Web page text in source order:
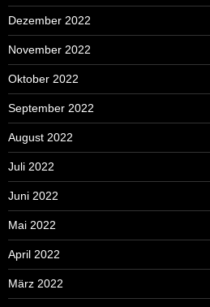
Dezember 2022
November 2022
Oktober 2022
September 2022
August 2022
Juli 2022
Juni 2022
Mai 2022
April 2022
März 2022